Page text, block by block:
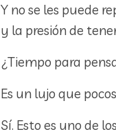
Y no se les puede
y la presión de
¿Tiempo para
Es un lujo que
Sí. Esto es uno de